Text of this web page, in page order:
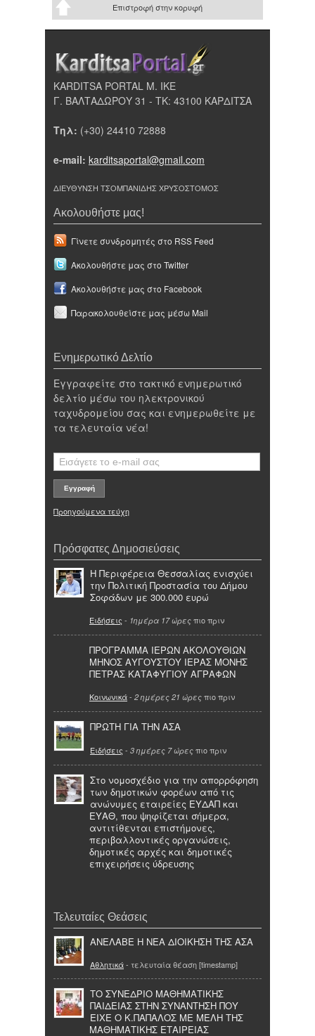
Επιστροφή στην κορυφή
KARDITSA PORTAL Μ. ΙΚΕ
Γ. ΒΑΛΤΑΔΩΡΟΥ 31 - ΤΚ: 43100 ΚΑΡΔΙΤΣΑ
Τηλ: (+30) 24410 72888
e-mail: karditsaportal@gmail.com
ΔΙΕΥΘΥΝΣΗ ΤΣΟΜΠΑΝΙΔΗΣ ΧΡΥΣΟΣΤΟΜΟΣ
Ακολουθήστε μας!
Γίνετε συνδρομητές στο RSS Feed
Ακολουθήστε μας στο Twitter
Ακολουθήστε μας στο Facebook
Παρακολουθείστε μας μέσω Mail
Ενημερωτικό Δελτίο
Εγγραφείτε στο τακτικό ενημερωτικό
δελτίο μέσω του ηλεκτρονικού
ταχυδρομείου σας και ενημερωθείτε με
τα τελευταία νέα!
Προηγούμενα τεύχη
Πρόσφατες Δημοσιεύσεις
Η Περιφέρεια Θεσσαλίας ενισχύει
την Πολιτική Προστασία του Δήμου
Σοφάδων με 300.000 ευρώ
Ειδήσεις - 1ημέρα 17 ώρες πιο πριν
ΠΡΟΓΡΑΜΜΑ ΙΕΡΩΝ ΑΚΟΛΟΥΘΙΩΝ
ΜΗΝΟΣ ΑΥΓΟΥΣΤΟΥ ΙΕΡΑΣ ΜΟΝΗΣ
ΠΕΤΡΑΣ ΚΑΤΑΦΥΓΙΟΥ ΑΓΡΑΦΩΝ
Κοινωνικά- 2 ημέρες 21 ώρες πιο πριν
ΠΡΩΤΗ ΓΙΑ ΤΗΝ ΑΣΑ
Ειδήσεις - 3 ημέρες 7 ώρες πιο πριν
Στο νομοσχέδιο για την απορρόφηση
των δημοτικών φορέων από τις
ανώνυμες εταιρείες ΕΥΔΑΠ και
ΕΥΑΘ, που ψηφίζεται σήμερα,
αντιτίθενται επιστήμονες,
περιβαλλοντικές οργανώσεις,
δημοτικές αρχές και δημοτικές
επιχειρήσεις ύδρευσης
Τελευταίες Θεάσεις
ΑΝΕΛΑΒΕ Η ΝΕΑ ΔΙΟΙΚΗΣΗ ΤΗΣ ΑΣΑ
Αθλητικά- τελευταία θέαση [timestamp]
ΤΟ ΣΥΝΕΔΡΙΟ ΜΑΘΗΜΑΤΙΚΗΣ
ΠΑΙΔΕΙΑΣ ΣΤΗΝ ΣΥΝΑΝΤΗΣΗ ΠΟΥ
ΕΙΧΕ Ο Κ.ΠΑΠΑΛΟΣ ΜΕ ΜΕΛΗ ΤΗΣ
ΜΑΘΗΜΑΤΙΚΗΣ ΕΤΑΙΡΕΙΑΣ